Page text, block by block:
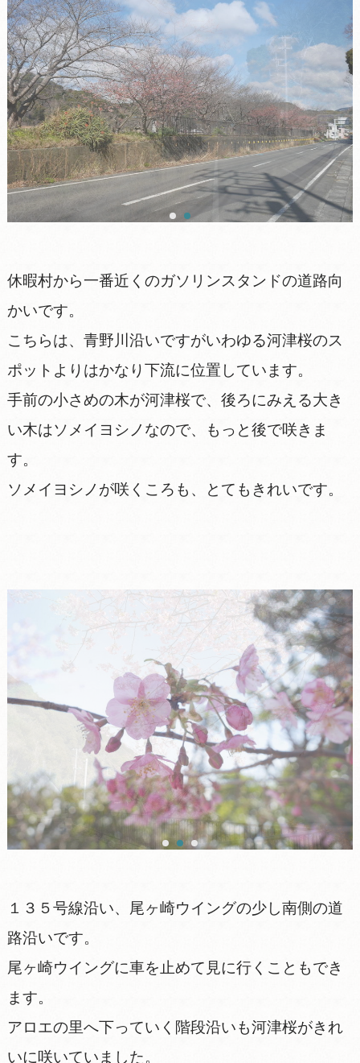
休暇村から一番近くのガソリンスタンドの道路向
かいです。
こちらは、青野川沿いですがいわゆる河津桜のス
ポットよりはかなり下流に位置しています。
手前の小さめの木が河津桜で、後ろにみえる大き
い木はソメイヨシノなので、もっと後で咲きま
す。
ソメイヨシノが咲くころも、とてもきれいです。
１３５号線沿い、尾ヶ崎ウイングの少し南側の道
路沿いです。
尾ヶ崎ウイングに車を止めて見に行くこともでき
ます。
アロエの里へ下っていく階段沿いも河津桜がきれ
いに咲いていました。